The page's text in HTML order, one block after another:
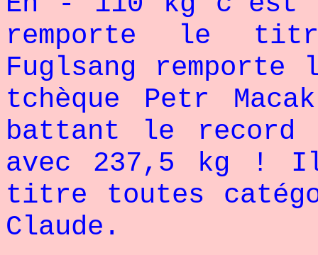
remporte le
Fuglsang
tchèque Petr
battant le record
avec 237,5 kg !
titre toutes
Claude.